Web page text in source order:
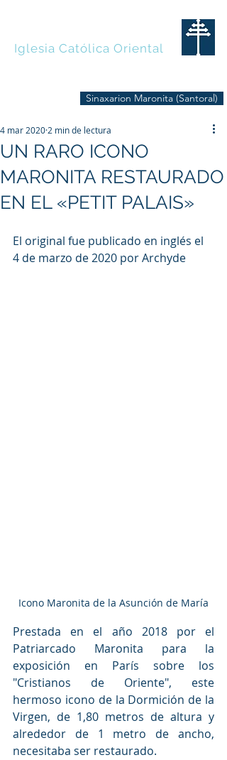
Iglesia Católica Oriental
Sinaxarion Maronita (Santoral)
UN RARO ICONO
MARONITA RESTAURADO
EN EL «PETIT PALAIS»
4 mar 2020 2 min de lectura
El original fue publicado en inglés el
4 de marzo de 2020 por Archyde
Icono Maronita de la Asunción de María
Prestada en el año 2018 por el
Patriarcado Maronita para la
exposición en París sobre los
"Cristianos de Oriente", este
hermoso icono de la Dormición de la
Virgen, de 1,80 metros de altura y
alrededor de 1 metro de ancho,
necesitaba ser restaurado.